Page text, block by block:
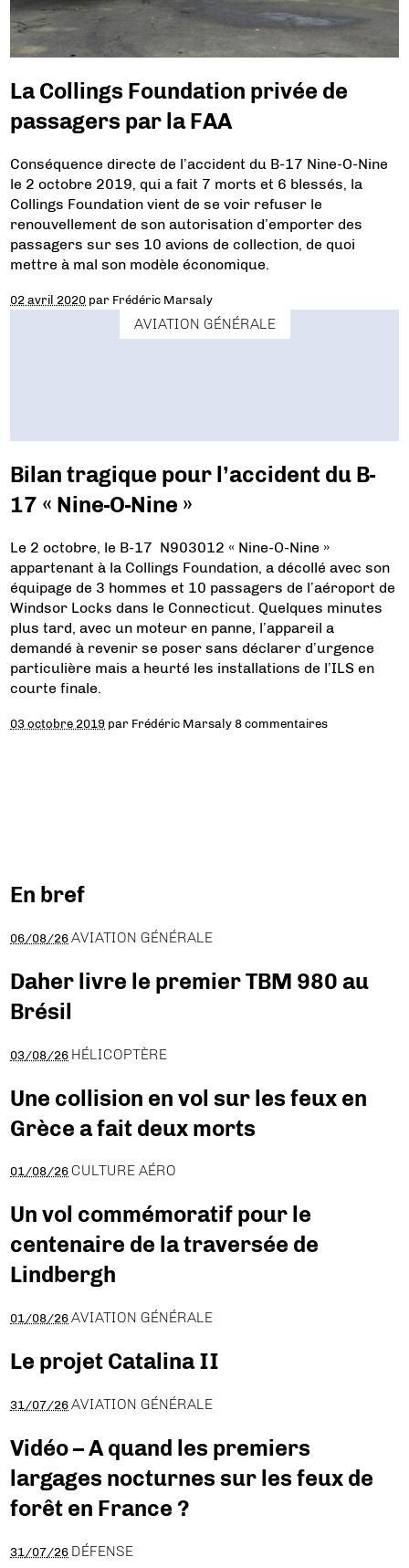
La Collings Foundation privée de
passagers par la FAA
Conséquence directe de l’accident du B-17 Nine-O-Nine
le 2 octobre 2019, qui a fait 7 morts et 6 blessés, la
Collings Foundation vient de se voir refuser le
renouvellement de son autorisation d’emporter des
passagers sur ses 10 avions de collection, de quoi
mettre à mal son modèle économique.
02 avril 2020 par Frédéric Marsaly
AVIATION GÉNÉRALE
Bilan tragique pour l’accident du B-
17 « Nine-O-Nine »
Le 2 octobre, le B-17 N903012 « Nine-O-Nine »
appartenant à la Collings Foundation, a décollé avec son
équipage de 3 hommes et 10 passagers de l’aéroport de
Windsor Locks dans le Connecticut. Quelques minutes
plus tard, avec un moteur en panne, l’appareil a
demandé à revenir se poser sans déclarer d’urgence
particulière mais a heurté les installations de l’ILS en
courte finale.
03 octobre 2019 par Frédéric Marsaly 8 commentaires
En bref
06/08/26 AVIATION GÉNÉRALE
Daher livre le premier TBM 980 au
Brésil
03/08/26 HÉLICOPTÈRE
Une collision en vol sur les feux en
Grèce a fait deux morts
01/08/26 CULTURE AÉRO
Un vol commémoratif pour le
centenaire de la traversée de
Lindbergh
01/08/26 AVIATION GÉNÉRALE
Le projet Catalina II
31/07/26 AVIATION GÉNÉRALE
Vidéo – A quand les premiers
largages nocturnes sur les feux de
forêt en France ?
31/07/26 DÉFENSE